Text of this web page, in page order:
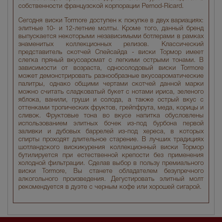
собственности французской корпорации Pernod-Ricard.
Сегодня виски Tormore доступен к покупке в двух вариациях:
элитные 10- и 12-летние молты. Кроме того, данный бренд
выпускается некоторыми независимыми ботлерами в рамках
знаменитых коллекционных релизов. Классический
представитель скотчей Спейсайда - виски Тормор имеет
слегка пряный вкусоаромат с легкими острыми тонами. В
зависимости от возраста, односолодовый виски Tormore
может демонстрировать разнообразные вкусоароматические
палитры, однако общими чертами скотчей данной марки
можно считать сладковатый букет с нотами ириса, зеленого
яблока, ванили, груши и солода, а также острый вкус с
оттенками тропических фруктов, грейпфрута, меда, корицы и
сливок. Фруктовые тона во вкусе напитка обусловлены
использованием элитных бочек из-под бурбона первой
заливки и дубовых баррелей из-под хереса, в которых
спирты проходят длительное старение. В лучших традициях
шотландского вискикурения коллекционный виски Тормор
бутилируется при естественной крепости без применения
холодной фильтрации. Сделав выбор в пользу премиального
виски Tormore, Вы станете обладателем безупречного
алкогольного произведения. Дегустировать элитный молт
рекомендуется в дуэте с черным кофе или хорошей сигарой.